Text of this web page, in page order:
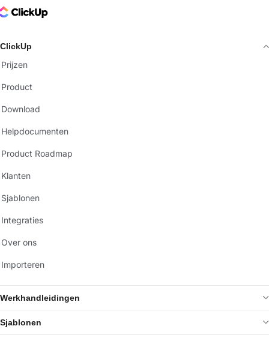
Logo
ClickUp
Prijzen
Product
Download
Helpdocumenten
Product Roadmap
Klanten
Sjablonen
Integraties
Over ons
Importeren
Werkhandleidingen
Sjablonen